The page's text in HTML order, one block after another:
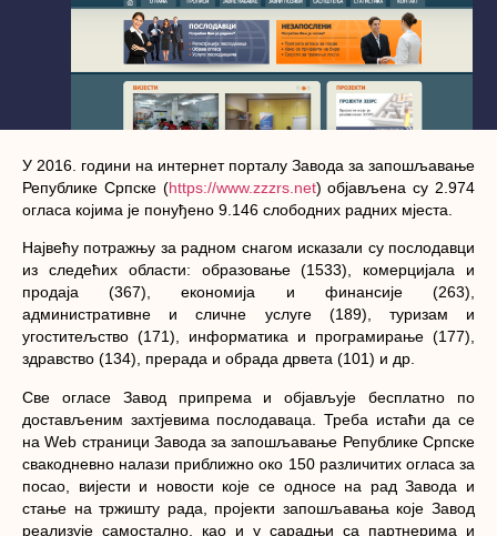
У 2016. години на интернет порталу Завода за запошљавање
Републике Српске (https://www.zzzrs.net) објављена су 2.974
огласа којима је понуђено 9.146 слободних радних мјеста.
Највећу потражњу за радном снагом исказали су послодавци
из следећих области: образовање (1533), комерцијала и
продаја (367), економија и финансије (263),
административне и сличне услуге (189), туризам и
угоститељство (171), информатика и програмирање (177),
здравство (134), прерада и обрада дрвета (101) и др.
Све огласе Завод припрема и објављује бесплатно по
достављеним захтјевима послодаваца. Треба истаћи да се
на Wеb страници Завода за запошљавање Републике Српске
свакодневно налази приближно око 150 различитих огласа за
посао, вијести и новости које се односе на рад Завода и
стање на тржишту рада, пројекти запошљавања које Завод
реализује самостално, као и у сарадњи са партнерима и